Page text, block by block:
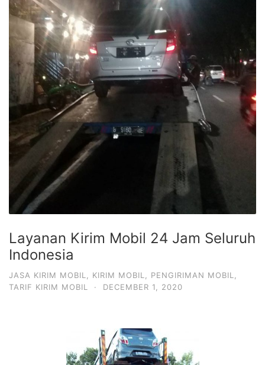
Layanan Kirim Mobil 24 Jam Seluruh
Indonesia
JASA KIRIM MOBIL KIRIM MOBIL PENGIRIMAN MOBIL
TARIF KIRIM MOBIL
· DECEMBER 1, 2020